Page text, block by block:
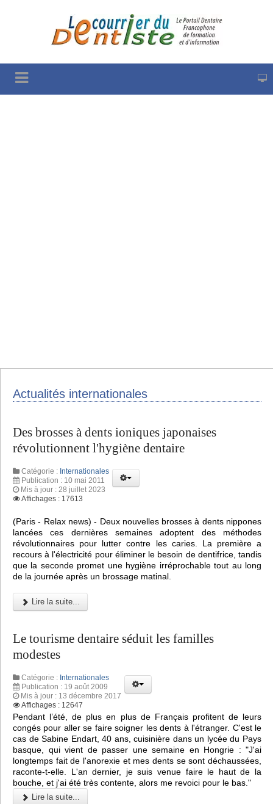
Actualités internationales
Des brosses à dents ioniques japonaises
révolutionnent l'hygiène dentaire
Catégorie : Internationales
Publication : 10 mai 2011
Mis à jour : 28 juillet 2023
Affichages : 17613
(Paris - Relax news) - Deux nouvelles brosses à dents nippones
lancées ces dernières semaines adoptent des méthodes
révolutionnaires pour lutter contre les caries. La première a
recours à l'électricité pour éliminer le besoin de dentifrice, tandis
que la seconde promet une hygiène irréprochable tout au long
de la journée après un brossage matinal.
Lire la suite...
Le tourisme dentaire séduit les familles
modestes
Catégorie : Internationales
Publication : 19 août 2009
Mis à jour : 13 décembre 2017
Affichages : 12647
Pendant l’été, de plus en plus de Français profitent de leurs
congés pour aller se faire soigner les dents à l'étranger. C'est le
cas de Sabine Endart, 40 ans, cuisinière dans un lycée du Pays
basque, qui vient de passer une semaine en Hongrie : "J'ai
longtemps fait de l'anorexie et mes dents se sont déchaussées,
raconte-t-elle. L'an dernier, je suis venue faire le haut de la
bouche, et j'ai été très contente, alors me revoici pour le bas."
Lire la suite...